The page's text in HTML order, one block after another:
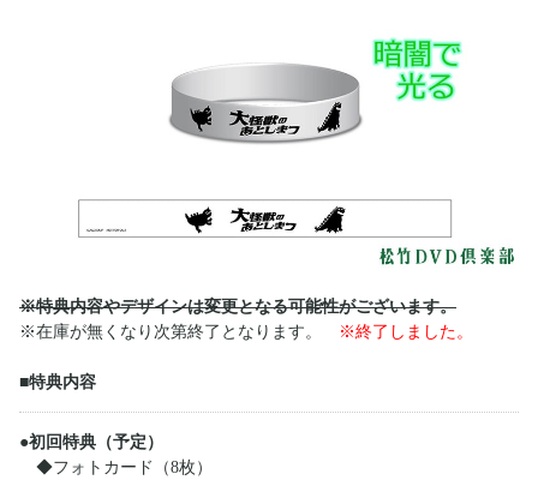
※特典内容やデザインは変更となる可能性がございます。
※在庫が無くなり次第終了となります。
※終了しました。
■特典内容
●初回特典（予定）
◆フォトカード（8枚）